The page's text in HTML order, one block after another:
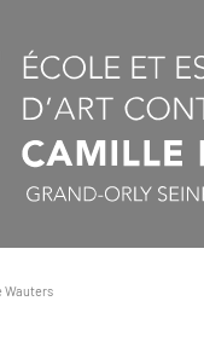
Wauters